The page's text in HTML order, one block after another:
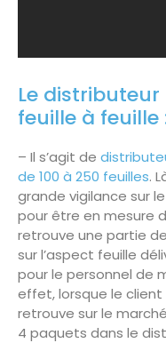
Le
feuille à feuille
– Il s’agit de
de 100 à 250 feuilles.
grande vigilance sur
pour être en mesure
retrouve une partie
sur l’aspect feuille
pour le personnel de
effet, lorsque le
retrouve sur le
4 paquets dans le